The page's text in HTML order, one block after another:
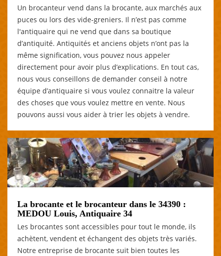
Un brocanteur vend dans la brocante, aux marchés aux
puces ou lors des vide-greniers. Il n’est pas comme
l'antiquaire qui ne vend que dans sa boutique
d’antiquité. Antiquités et anciens objets n’ont pas la
même signification, vous pouvez nous appeler
directement pour avoir plus d’explications. En tout cas,
nous vous conseillons de demander conseil à notre
équipe d’antiquaire si vous voulez connaitre la valeur
des choses que vous voulez mettre en vente. Nous
pouvons aussi vous aider à trier les objets à vendre.
La brocante et le brocanteur dans le 34390 :
MEDOU Louis, Antiquaire 34
Les brocantes sont accessibles pour tout le monde, ils
achètent, vendent et échangent des objets très variés.
Notre entreprise de brocante suit bien toutes les